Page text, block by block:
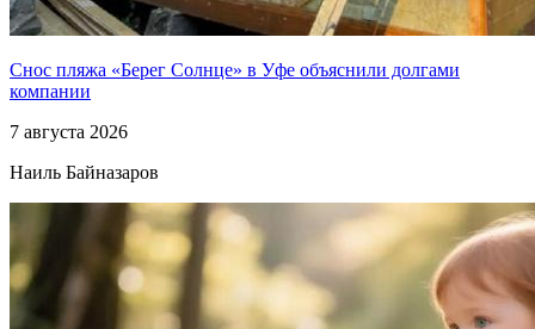
Снос пляжа «Берег Солнце» в Уфе объяснили долгами
компании
7 августа 2026
Наиль Байназаров